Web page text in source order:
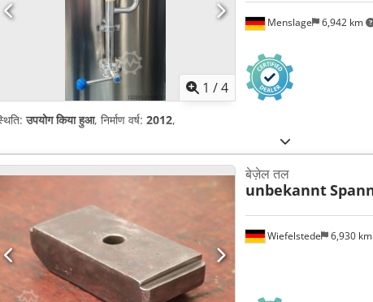
1 /4
Menslage 6,942 km
उपयोग किया हुआ, निर्माण वर्ष: 2012,
Wiefelstede 6,930 km
बेज़ेल तल
unbekannt